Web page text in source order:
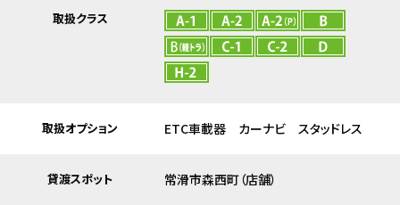
取扱クラス
取扱オプション ETC車載器 カーナビ スタッドレス
貸渡スポット 常滑市森西町（店舗）